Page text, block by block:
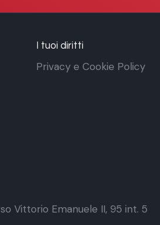
I tuoi diritti
Privacy e Cookie Policy
Vittorio Emanuele II, 95 int. 5